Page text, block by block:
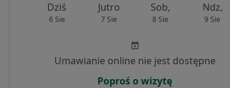
Dziś
6 Sie
Jutro
7 Sie
Sob,
8 Sie
Ndz,
9 Sie
Umawianie online nie jest dostępne
Poproś o wizytę